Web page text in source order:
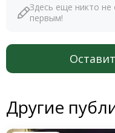
Здесь еще никто не
первым!
Другие